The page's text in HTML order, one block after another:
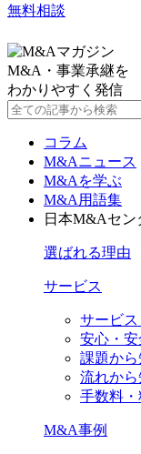
無料相談
M&A・事業承継を
わかりやすく発信
コラム
M&Aニュース
M&Aを学ぶ
M&A用語集
日本M&Aセン
選ばれる理由
サービス
サービス
安心・
課題か
流れか
手数料・
M&A事例